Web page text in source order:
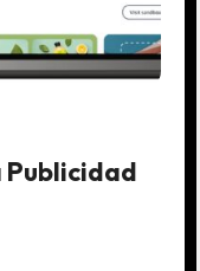
Publicidad